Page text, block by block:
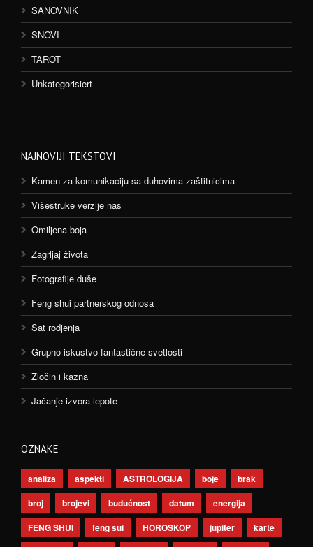
SANOVNIK
SNOVI
TAROT
Unkategorisiert
NAJNOVIJI TEKSTOVI
Kamen za komunikaciju sa duhovima zaštitnicima
Višestruke verzije nas
Omiljena boja
Zagrljaj života
Fotografije duše
Feng shui partnerskog odnosa
Sat rodjenja
Grupno iskustvo fantastične svetlosti
Zločin i kazna
Jačanje izvora lepote
OZNAKE
analiza aspekti ASTROLOGIJA boje
brak
broj
brojevi budućnost datum
energija
FENG SHUI
feng šui HOROSKOP jupiter
karte